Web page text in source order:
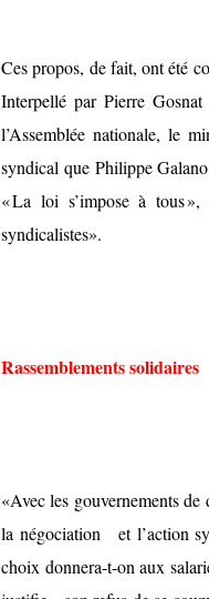
Ces propos, de fait, ont été
Interpellé par Pierre
l’Assemblée nationale, le
syndical que Philippe
« La loi s’impose à tous
syndicalistes».
Rassemblements solidaires
«Avec les gouvernements
la négociation et l’action
choix donnera-t-on aux